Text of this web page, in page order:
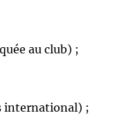
au club) ;
international) ;